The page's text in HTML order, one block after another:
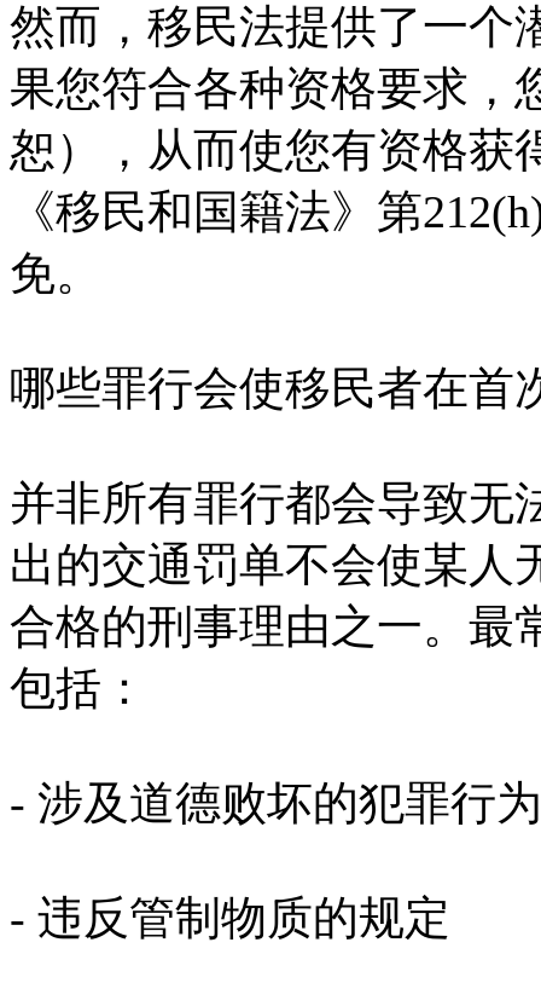
然而，移民法提供了一个
果您符合各种资格要求，
恕），从而使您有资格获
《移民和国籍法》第
免。
哪些罪行会使移民者在首
并非所有罪行都会导致无
出的交通罚单不会使某人
合格的刑事理由之一。最
包括：
- 涉及道德败坏的犯罪行
- 违反管制物质的规定